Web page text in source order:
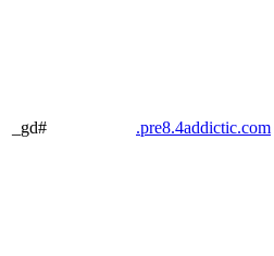
_gd# .pre8.4addictic.com